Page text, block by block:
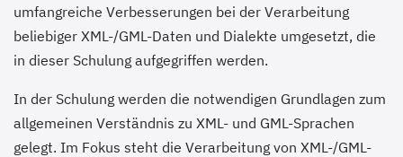
umfangreiche Verbesserungen bei der Verarbeitung
beliebiger XML-/GML-Daten und Dialekte umgesetzt, die
in dieser Schulung aufgegriffen werden.
In der Schulung werden die notwendigen Grundlagen zum
allgemeinen Verständnis zu XML- und GML-Sprachen
gelegt. Im Fokus steht die Verarbeitung von XML-/GML-